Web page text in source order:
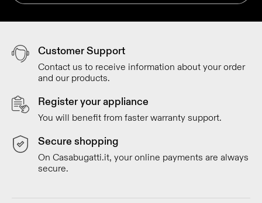
Customer Support
Contact us to receive information about your order
and our products.
Register your appliance
You will benefit from faster warranty support.
Secure shopping
On Casabugatti.it, your online payments are always
secure.